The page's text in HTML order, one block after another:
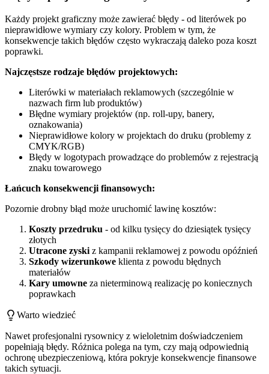
Każdy projekt graficzny może zawierać błędy - od literówek po
nieprawidłowe wymiary czy kolory. Problem w tym, że
konsekwencje takich błędów często wykraczają daleko poza koszt
poprawki.
Najczęstsze rodzaje błędów projektowych:
Literówki w materiałach reklamowych (szczególnie w
nazwach firm lub produktów)
Błędne wymiary projektów (np. roll-upy, banery,
oznakowania)
Nieprawidłowe kolory w projektach do druku (problemy z
CMYK/RGB)
Błędy w logotypach prowadzące do problemów z rejestracją
znaku towarowego
Łańcuch konsekwencji finansowych:
Pozornie drobny błąd może uruchomić lawinę kosztów:
Koszty przedruku - od kilku tysięcy do dziesiątek tysięcy
złotych
Utracone zyski z kampanii reklamowej z powodu opóźnień
Szkody wizerunkowe klienta z powodu błędnych
materiałów
Kary umowne za nieterminową realizację po koniecznych
poprawkach
Warto wiedzieć
Nawet profesjonalni rysownicy z wieloletnim doświadczeniem
popełniają błędy. Różnica polega na tym, czy mają odpowiednią
ochronę ubezpieczeniową, która pokryje konsekwencje finansowe
takich sytuacji.